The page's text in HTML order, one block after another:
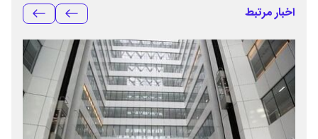
اخبار مرتبط